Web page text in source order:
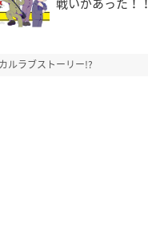
ルラブストーリー!?